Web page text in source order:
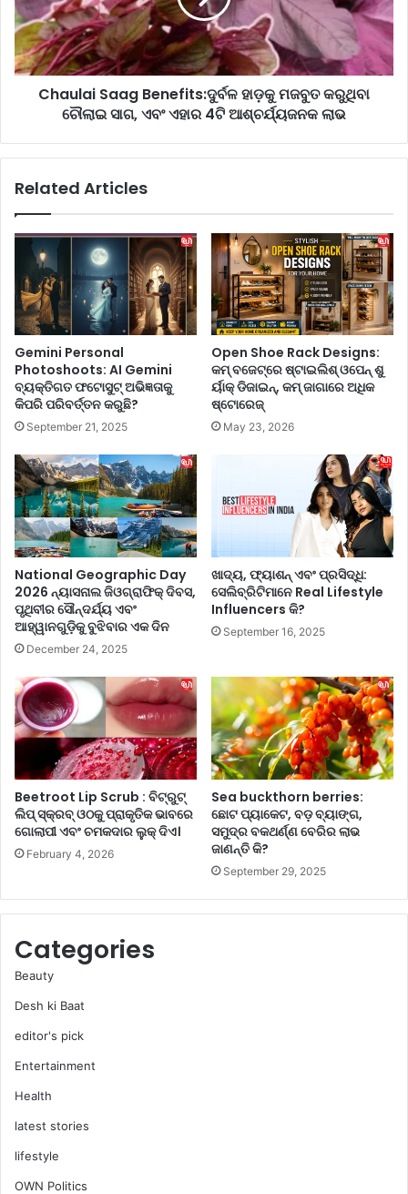
ଙ୍କୁ
ବ
ଦ
ଳା
a
i
S
a
e
ଦୁ
ର୍ବ
ହା
ଡ଼
କୁ
ମ
ବୁ
ତ
କ
ରୁ
ଥି
ବା
ଚୌ
ଲା
ଇ
ସା
ଗ
ଏ
ବଂ
ଏ
ହା
4
ଟି
ଆ
ଶ୍ଚ
ର୍ଯ୍ୟ
ନ
କ
ଭ
Chaulai Saag Benefits:ଦୁର୍ବଳ ହାଡ଼କୁ ମଜବୁତ କରୁଥିବା
ଚୌଲାଇ ସାଗ, ଏବଂ ଏହାର 4ଟି ଆଶ୍ଚର୍ଯ୍ୟଜନକ ଲାଭ
Related Articles
Gemini Personal
Photoshoots: AI Gemini
ବ୍ୟକ୍ତିଗତ ଫଟୋସୁଟ୍ ଅଭିଜ୍ଞତାକୁ
କିପରି ପରିବର୍ତ୍ତନ କରୁଛି?
September 21, 2025
Open Shoe Rack Designs:
କମ୍ ବଜେଟ୍‌ରେ ଷ୍ଟାଇଲିଶ୍ ଓପେନ୍ ଶୁ
ର୍ୟାକ୍ ଡିଜାଇନ୍‌, କମ୍ ଜାଗାରେ ଅଧିକ
ଷ୍ଟୋରେଜ୍
May 23, 2026
National Geographic Day
2026 ନ୍ୟାସନାଲ ଜିଓଗ୍ରାଫିକ୍ ଦିବସ,
ପୃଥିବୀର ସୌନ୍ଦର୍ଯ୍ୟ ଏବଂ
ଆହ୍ୱାନଗୁଡ଼ିକୁ ବୁଝିବାର ଏକ ଦିନ
December 24, 2025
ଖାଦ୍ୟ, ଫ୍ୟାଶନ୍ ଏବଂ ପ୍ରସିଦ୍ଧି:
ସେଲିବ୍ରିଟିମାନେ Real Lifestyle
Influencers କି?
September 16, 2025
Beetroot Lip Scrub : ବିଟ୍ରୁଟ୍
ଲିପ୍ ସ୍କ୍ରବ୍ ଓଠକୁ ପ୍ରାକୃତିକ ଭାବରେ
ଗୋଲାପୀ ଏବଂ ଚମକଦାର ଲୁକ୍ ଦିଏ।
February 4, 2026
Sea buckthorn berries:
ଛୋଟ ପ୍ୟାକେଟ, ବଡ଼ ବ୍ୟାଙ୍ଗ,
ସମୁଦ୍ର ବକଥର୍ଣ୍ଣ ବେରିର ଲାଭ
ଜାଣନ୍ତି କି?
September 29, 2025
Categories
Beauty
Desh ki Baat
editor's pick
Entertainment
Health
latest stories
lifestyle
OWN Politics